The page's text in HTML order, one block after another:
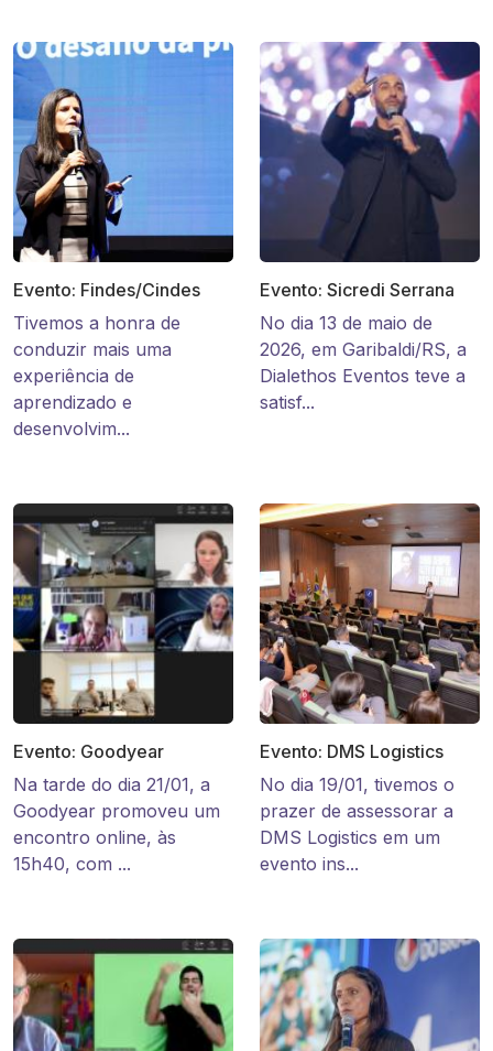
Evento: Findes/Cindes
Tivemos a honra de
conduzir mais uma
experiência de
aprendizado e
desenvolvim...
Evento: Sicredi Serrana
No dia 13 de maio de
2026, em Garibaldi/RS, a
Dialethos Eventos teve a
satisf...
Evento: Goodyear
Na tarde do dia 21/01, a
Goodyear promoveu um
encontro online, às
15h40, com ...
Evento: DMS Logistics
No dia 19/01, tivemos o
prazer de assessorar a
DMS Logistics em um
evento ins...